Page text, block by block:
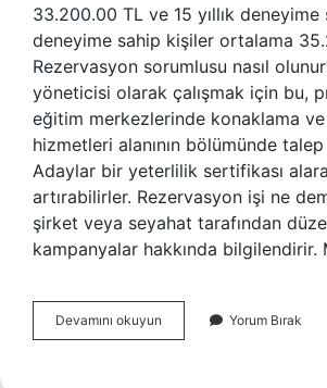
33.200.00 TL ve 15 yıllık deneyime
deneyime sahip kişiler ortalama
Rezervasyon sorumlusu nasıl
yöneticisi olarak çalışmak için bu,
eğitim merkezlerinde konaklama
hizmetleri alanının bölümünde
Adaylar bir yeterlilik sertifikası
artırabilirler. Rezervasyon işi ne
şirket veya seyahat tarafından
kampanyalar hakkında
Devamını okuyun Rezervasyon
Görevlisi
Yorum Bırak